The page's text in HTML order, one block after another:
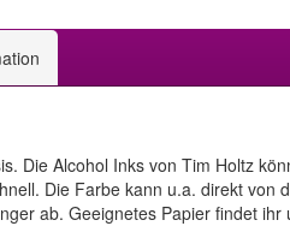
Die Alcohol Inks von Tim Holtz
Die Farbe kann u.a. direkt
ab. Geeignetes Papier findet